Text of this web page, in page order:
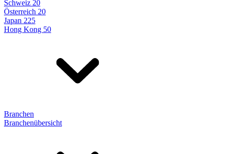
Schweiz 20
Österreich 20
Japan 225
Hong Kong 50
Branchen
Branchenübersicht